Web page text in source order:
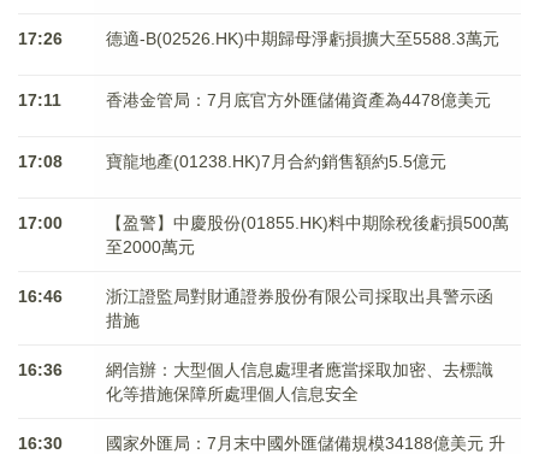
17:26 德適-B(02526.HK)中期歸母淨虧損擴大至5588.3萬元
17:11 香港金管局：7月底官方外匯儲備資產為4478億美元
17:08 寶龍地產(01238.HK)7月合約銷售額約5.5億元
17:00
【盈警】中慶股份(01855.HK)料中期除稅後虧損500萬
至2000萬元
16:46
浙江證監局對財通證券股份有限公司採取出具警示函
措施
16:36
網信辦：大型個人信息處理者應當採取加密、去標識
化等措施保障所處理個人信息安全
16:30
國家外匯局：7月末中國外匯儲備規模34188億美元 升